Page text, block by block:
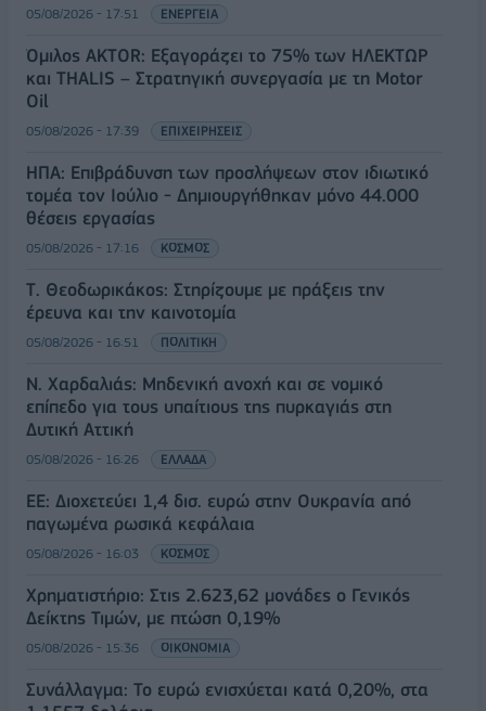
05/08/2026 - 17:51 ΕΝΕΡΓΕΙΑ
Όμιλος AKTOR: Εξαγοράζει το 75% των ΗΛΕΚΤΩΡ
και THALIS – Στρατηγική συνεργασία με τη Motor
Oil
05/08/2026 - 17:39 ΕΠΙΧΕΙΡΗΣΕΙΣ
ΗΠΑ: Επιβράδυνση των προσλήψεων στον ιδιωτικό
τομέα τον Ιούλιο - Δημιουργήθηκαν μόνο 44.000
θέσεις εργασίας
05/08/2026 - 17:16 ΚΟΣΜΟΣ
Τ. Θεοδωρικάκος: Στηρίζουμε με πράξεις την
έρευνα και την καινοτομία
05/08/2026 - 16:51 ΠΟΛΙΤΙΚΗ
Ν. Χαρδαλιάς: Μηδενική ανοχή και σε νομικό
επίπεδο για τους υπαίτιους της πυρκαγιάς στη
Δυτική Αττική
05/08/2026 - 16:26 ΕΛΛΑΔΑ
ΕΕ: Διοχετεύει 1,4 δισ. ευρώ στην Ουκρανία από
παγωμένα ρωσικά κεφάλαια
05/08/2026 - 16:03 ΚΟΣΜΟΣ
Χρηματιστήριο: Στις 2.623,62 μονάδες ο Γενικός
Δείκτης Τιμών, με πτώση 0,19%
05/08/2026 - 15:36 ΟΙΚΟΝΟΜΙΑ
Συνάλλαγμα: Το ευρώ ενισχύεται κατά 0,20%, στα